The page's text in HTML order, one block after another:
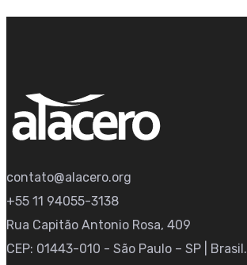
contato@alacero.org
+55 11 94055-3138
Rua Capitão Antonio Rosa, 409
CEP: 01443-010 - São Paulo – SP | Brasil.